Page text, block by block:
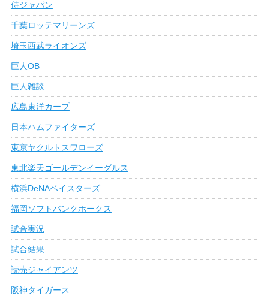
侍ジャパン
千葉ロッテマリーンズ
埼玉西武ライオンズ
巨人OB
巨人雑談
広島東洋カープ
日本ハムファイターズ
東京ヤクルトスワローズ
東北楽天ゴールデンイーグルス
横浜DeNAベイスターズ
福岡ソフトバンクホークス
試合実況
試合結果
読売ジャイアンツ
阪神タイガース